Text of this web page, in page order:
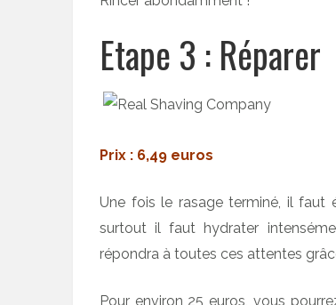
Etape 3 : Réparer
Prix : 6,49 euros
Une fois le rasage terminé, il faut
surtout il faut hydrater
répondra à toutes ces attentes
Pour environ 25 euros, vous